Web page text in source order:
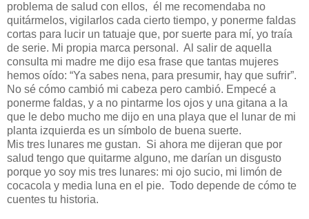
problema de salud con ellos, él me recomendaba no
quitármelos, vigilarlos cada cierto tiempo, y ponerme faldas
cortas para lucir un tatuaje que, por suerte para mí, yo traía
de serie. Mi propia marca personal. Al salir de aquella
consulta mi madre me dijo esa frase que tantas mujeres
hemos oído: “Ya sabes nena, para presumir, hay que sufrir”.
No sé cómo cambió mi cabeza pero cambió. Empecé a
ponerme faldas, y a no pintarme los ojos y una gitana a la
que le debo mucho me dijo en una playa que el lunar de mi
planta izquierda es un símbolo de buena suerte.
Mis tres lunares me gustan. Si ahora me dijeran que por
salud tengo que quitarme alguno, me darían un disgusto
porque yo soy mis tres lunares: mi ojo sucio, mi limón de
cocacola y media luna en el pie. Todo depende de cómo te
cuentes tu historia.